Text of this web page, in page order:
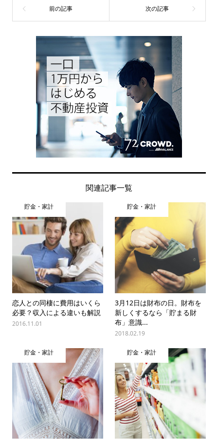
関連記事一覧
貯金・家計
恋人との同棲に費用はいくら
必要？収入による違いも解説
2016.11.01
貯金・家計
3月12日は財布の日。財布を
新しくするなら「貯まる財
布」意識...
2018.02.19
貯金・家計 貯金・家計